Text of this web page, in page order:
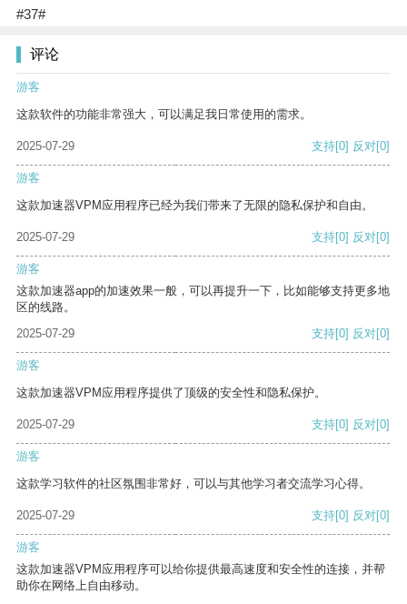
#37#
评论
游客
这款软件的功能非常强大，可以满足我日常使用的需求。
2025-07-29 支持[0] 反对[0]
游客
这款加速器VPM应用程序已经为我们带来了无限的隐私保护和自由。
2025-07-29 支持[0] 反对[0]
游客
这款加速器app的加速效果一般，可以再提升一下，比如能够支持更多地
区的线路。
2025-07-29
支持[0] 反对[0]
游客
这款加速器VPM应用程序提供了顶级的安全性和隐私保护。
2025-07-29 支持[0] 反对[0]
游客
这款学习软件的社区氛围非常好，可以与其他学习者交流学习心得。
2025-07-29 支持[0] 反对[0]
游客
这款加速器VPM应用程序可以给你提供最高速度和安全性的连接，并帮
助你在网络上自由移动。